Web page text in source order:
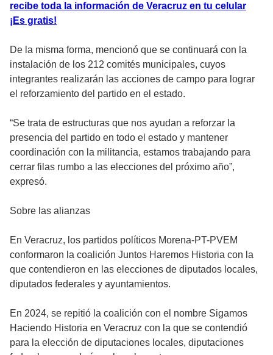
recibe toda la información de Veracruz en tu celular
¡Es gratis!
De la misma forma, mencionó que se continuará con la
instalación de los 212 comités municipales, cuyos
integrantes realizarán las acciones de campo para lograr
el reforzamiento del partido en el estado.
“Se trata de estructuras que nos ayudan a reforzar la
presencia del partido en todo el estado y mantener
coordinación con la militancia, estamos trabajando para
cerrar filas rumbo a las elecciones del próximo año”,
expresó.
Sobre las alianzas
En Veracruz, los partidos políticos Morena-PT-PVEM
conformaron la coalición Juntos Haremos Historia con la
que contendieron en las elecciones de diputados locales,
diputados federales y ayuntamientos.
En 2024, se repitió la coalición con el nombre Sigamos
Haciendo Historia en Veracruz con la que se contendió
para la elección de diputaciones locales, diputaciones